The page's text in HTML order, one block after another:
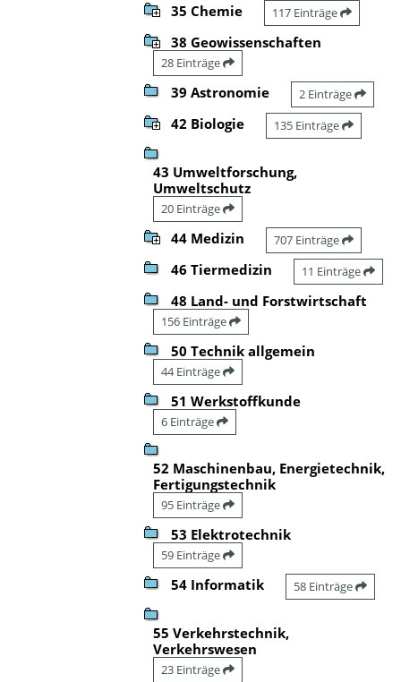
35 Chemie 117 Einträge
38 Geowissenschaften
28 Einträge
39 Astronomie 2 Einträge
42 Biologie 135 Einträge
43 Umweltforschung,
Umweltschutz
20 Einträge
44 Medizin 707 Einträge
46 Tiermedizin 11 Einträge
48 Land- und Forstwirtschaft
156 Einträge
50 Technik allgemein
44 Einträge
51 Werkstoffkunde
6 Einträge
52 Maschinenbau, Energietechnik,
Fertigungstechnik
95 Einträge
53 Elektrotechnik
59 Einträge
54 Informatik 58 Einträge
55 Verkehrstechnik,
Verkehrswesen
23 Einträge